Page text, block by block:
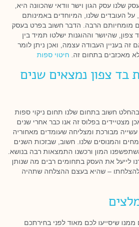
שלנו עסק הגון וישר וודאי שהכוונה היא,
על העובדים שלנו, המיוחדים באמינותם
מומחיותם הרבה. הדבר חשוב בפרט בעסק
צפון, שהיושר וההוגנות ישלטו תמיד בין
זה בעניין העבודה עצמה, ואכן ניתן לומר
מאכזבים בתחום זה. חיטוי ספות
בד צפון נמצאים שנים
בהחלט חשוב בתחום שלנו תחום ניקוי ספות
מצטיידים בפלוס זה אנו כבר אחרי שנים
עשייה מבורכת ומצליחה שעומדים מאחוריה
והמנוסים שלנו. חשוב, שבזכות השנים
המון ורכשנו התמצאות רבה בנושא.
לייעל את העסק בתחומים רבים מה שנותן
– שהיא בעצם ההצלחה שתהיה
שיסייעו לכם מאוד לפני בחירתכם